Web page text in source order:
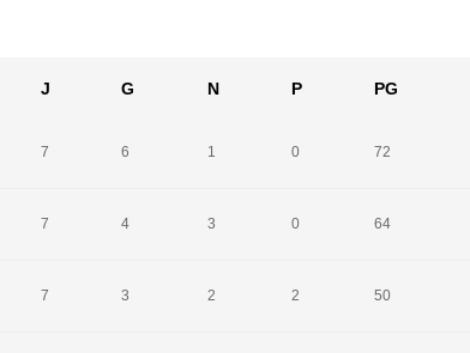
J G N P PG
7 6 1 0 72
7 4 3 0 64
7 3 2 2 50